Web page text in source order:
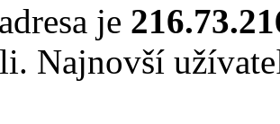
je
Najnovší